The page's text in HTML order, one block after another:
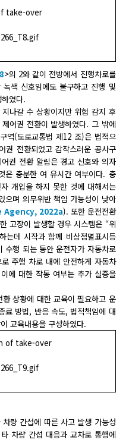
take-over
8>의 2와 같이 전방에서 진행차로를
색 신호임에도 불구하고 진행 및
였다.
나갈 수 상황이지만 위험 감지 후
어권 전환이 발생하였다. 그 밖에
역(도로교통법 제12 조)은 법적으
권 전환되었고 갑작스러운 공사구
권 전환 알림은 경고 신호와 의자
은 충분한 여 유시간 여부이다. 충
개입을 하지 못한 것에 대해서는
으며 의무위반 책임 가능성이 낮아
2022a). 또한 운전전환
고장이 발생할 경우 시스템은 “위
는데 시작과 함께 비상점멸표시등
수행 되는 동안 운전자가 자동차로
주행 차로 내에 안전하게 자동차
에 대한 작동 여부는 추가 실증을
상황에 대한 교육이 필요하고 운
료 방법, 반응 속도, 법적책임에 대
교육내용을 구성하였다.
of take-over
량 간섭에 따른 사고 발생 가능성
차량 간섭 대응과 교차로 통행에